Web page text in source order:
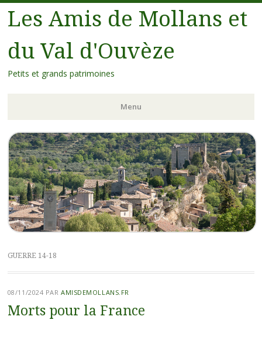
Les Amis de Mollans et
du Val d'Ouvèze
Petits et grands patrimoines
Menu
GUERRE 14-18
08/11/2024 PARAMISDEMOLLANS.FR
Morts pour la France